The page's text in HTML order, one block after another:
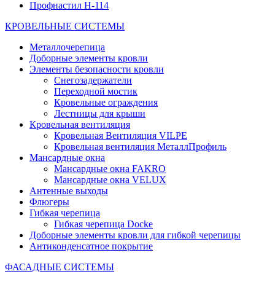
Профнастил Н-114
КРОВЕЛЬНЫЕ СИСТЕМЫ
Металлочерепица
Доборные элементы кровли
Элементы безопасности кровли
Снегозадержатели
Переходной мостик
Кровельные ограждения
Лестницы для крыши
Кровельная вентиляция
Кровельная Вентиляция VILPE
Кровельная вентиляция МеталлПрофиль
Мансардные окна
Мансардные окна FAKRO
Мансардные окна VELUX
Антенные выходы
Флюгеры
Гибкая черепица
Гибкая черепица Docke
Доборные элементы кровли для гибкой черепицы
Антиконденсатное покрытие
ФАСАДНЫЕ СИСТЕМЫ